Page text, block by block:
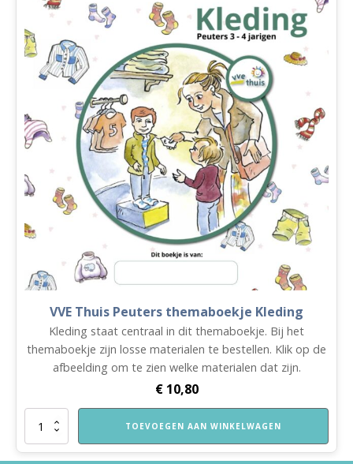
themaboekje
Kleding
aantal
VVE Thuis Peuters themaboekje Kleding
Kleding staat centraal in dit themaboekje. Bij het
themaboekje zijn losse materialen te bestellen. Klik op de
afbeelding om te zien welke materialen dat zijn.
€10,80
VVE
Peuters
TOEVOEGEN AAN WINKELWAGEN